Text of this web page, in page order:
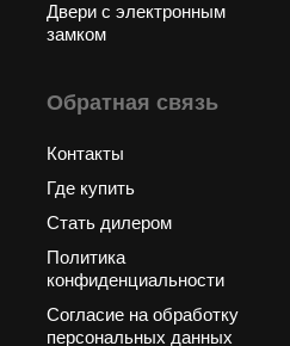
Двери с электронным
замком
Обратная связь
Контакты
Где купить
Стать дилером
Политика
конфиденциальности
Согласие на обработку
персональных данных